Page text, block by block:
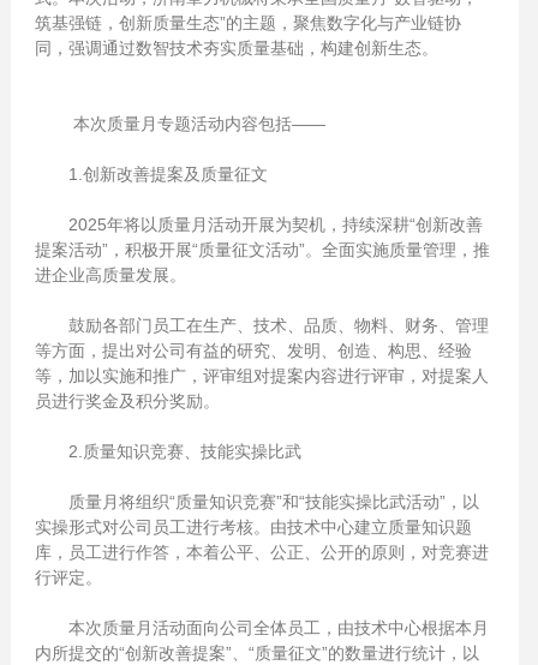
筑基强链，创新质量生态”的主题，聚焦数字化与产业链协
同，强调通过数智技术夯实质量基础，构建创新生态。
本次质量月专题活动内容包括——
1.创新改善提案及质量征文
2025年将以质量月活动开展为契机，持续深耕“创新改善
提案活动”，积极开展“质量征文活动”。全面实施质量管理，推
进企业高质量发展。
鼓励各部门员工在生产、技术、品质、物料、财务、管理
等方面，提出对公司有益的研究、发明、创造、构思、经验
等，加以实施和推广，评审组对提案内容进行评审，对提案人
员进行奖金及积分奖励。
2.质量知识竞赛、技能实操比武
质量月将组织“质量知识竞赛”和“技能实操比武活动”，以
实操形式对公司员工进行考核。由技术中心建立质量知识题
库，员工进行作答，本着公平、公正、公开的原则，对竞赛进
行评定。
本次质量月活动面向公司全体员工，由技术中心根据本月
内所提交的“创新改善提案”、“质量征文”的数量进行统计，以